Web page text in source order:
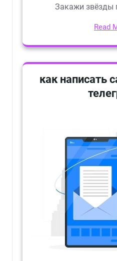
Закажи звёзды
Read
как написать